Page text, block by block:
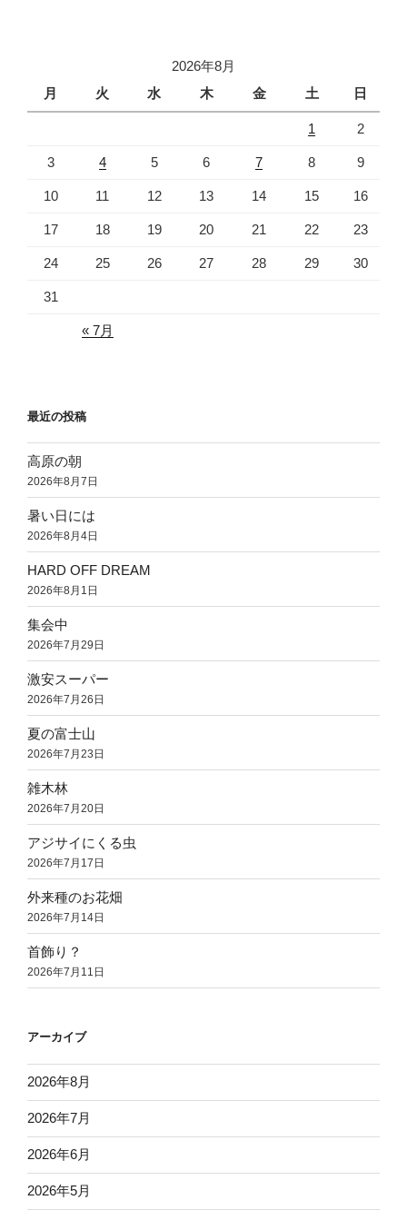
2026年8月
月
火 水 木 金 土 日
1 2
3 4 5 6 7 8 9
10 11 12 13 14 15 16
17 18 19 20 21 22 23
24 25 26 27 28 29 30
31
« 7月
最近の投稿
高原の朝
2026年8月7日
暑い日には
2026年8月4日
HARD OFF DREAM
2026年8月1日
集会中
2026年7月29日
激安スーパー
2026年7月26日
夏の富士山
2026年7月23日
雑木林
2026年7月20日
アジサイにくる虫
2026年7月17日
外来種のお花畑
2026年7月14日
首飾り？
2026年7月11日
アーカイブ
2026年8月
2026年7月
2026年6月
2026年5月